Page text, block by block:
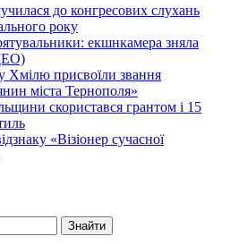
до конгресових слухань
року
екшнкамера зняла
Хмілю присвоїли звання
міста Тернополя»
скористався грантом і 15
«Візіонер сучасної
Знайти